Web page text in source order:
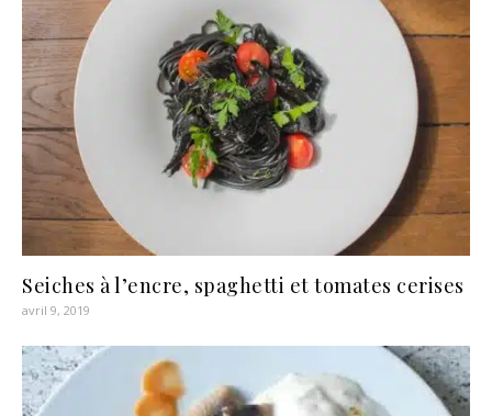
Seiches à l’encre, spaghetti et tomates cerises
avril 9, 2019